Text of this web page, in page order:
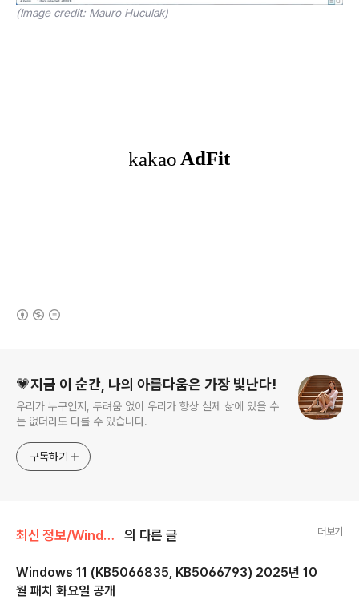
(Image credit: Mauro Huculak)
💗지금 이 순간, 나의 아름다움은 가장 빛난다!
우리가 누구인지, 두려움 없이 우리가 항상 실제 삶에 있을 수
는 없더라도 다를 수 있습니다.
구독하기
최신 정보/Windows 의 다른 글 더보기
Windows 11 (KB5066835, KB5066793) 2025년 10
월 패치 화요일 공개